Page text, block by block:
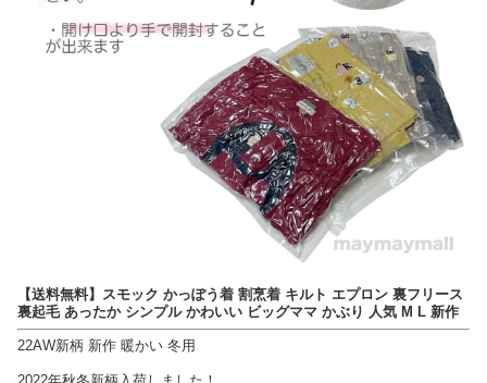
【送料無料】スモック かっぽう着 割烹着 キルト エプロン 裏フリース
裏起毛 あったか シンプル かわいい ビッグママ かぶり 人気 M L 新作
22AW新柄 新作 暖かい 冬用